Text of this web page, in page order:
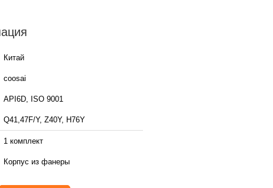
Китай
coosai
API6D, ISO 9001
Q41,47F/Y, Z40Y, H76Y
1 комплект
Корпус из фанеры